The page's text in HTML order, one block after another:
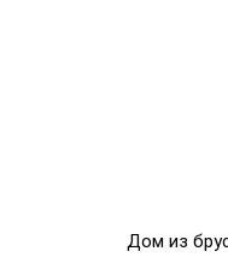
Дом из